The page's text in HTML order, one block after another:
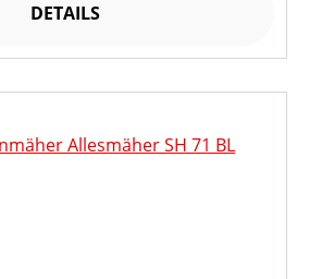
DETAILS